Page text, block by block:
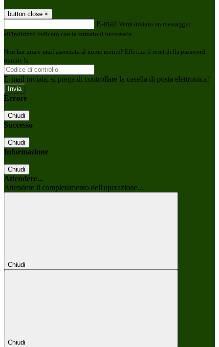
button close ×
E-mail Verrà inviato un messaggio
all'indirizzo indicato con le istruzioni necessarie.
Non hai una e-mail associata al nome utente? Effettua il reset della password
tramite la
E-mail inviata, si prega di controllare la casella di posta elettronica!
Errore
Chiudi
Successo
Chiudi
Informazione
Chiudi
Attendere...
Attendere il completamento dell'operazione...
Chiudi
Chiudi